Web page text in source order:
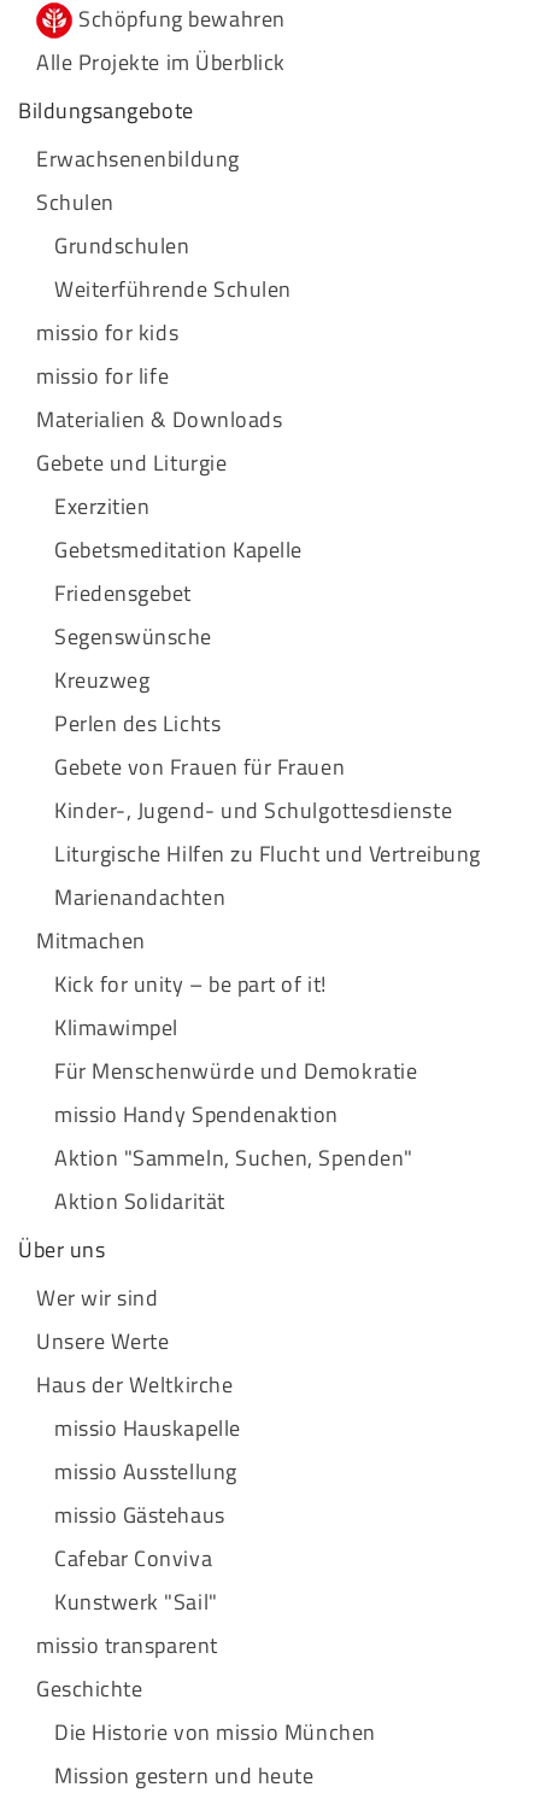
Schöpfung bewahren
Alle Projekte im Überblick
Bildungsangebote
Erwachsenenbildung
Schulen
Grundschulen
Weiterführende Schulen
missio for kids
missio for life
Materialien & Downloads
Gebete und Liturgie
Exerzitien
Gebetsmeditation Kapelle
Friedensgebet
Segenswünsche
Kreuzweg
Perlen des Lichts
Gebete von Frauen für Frauen
Kinder-, Jugend- und Schulgottesdienste
Liturgische Hilfen zu Flucht und Vertreibung
Marienandachten
Mitmachen
Kick for unity – be part of it!
Klimawimpel
Für Menschenwürde und Demokratie
missio Handy Spendenaktion
Aktion "Sammeln, Suchen, Spenden"
Aktion Solidarität
Über uns
Wer wir sind
Unsere Werte
Haus der Weltkirche
missio Hauskapelle
missio Ausstellung
missio Gästehaus
Cafebar Conviva
Kunstwerk "Sail"
missio transparent
Geschichte
Die Historie von missio München
Mission gestern und heute